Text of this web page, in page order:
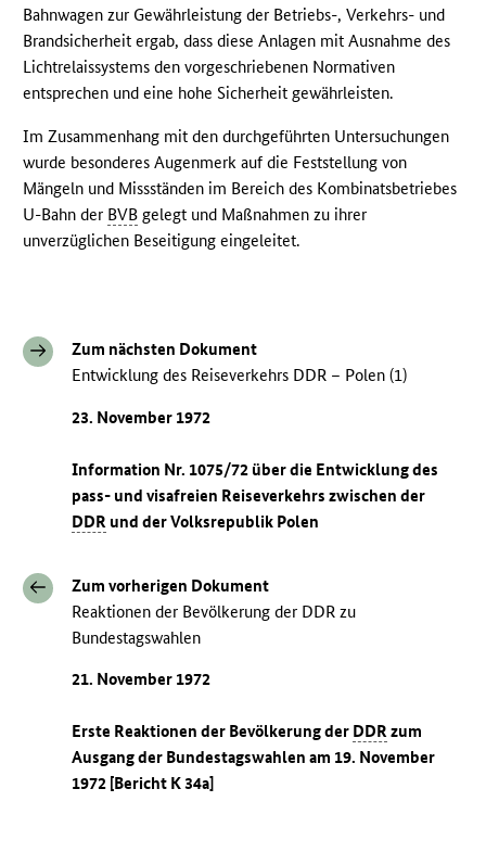
Bahnwagen zur Gewährleistung der Betriebs-, Verkehrs- und
Brandsicherheit ergab, dass diese Anlagen mit Ausnahme des
Lichtrelaissystems den vorgeschriebenen Normativen
entsprechen und eine hohe Sicherheit gewährleisten.
Im Zusammenhang mit den durchgeführten Untersuchungen
wurde besonderes Augenmerk auf die Feststellung von
Mängeln und Missständen im Bereich des Kombinatsbetriebes
U-Bahn der BVB gelegt und Maßnahmen zu ihrer
unverzüglichen Beseitigung eingeleitet.
Zum nächsten Dokument
Entwicklung des Reiseverkehrs DDR – Polen (1)
23. November 1972
Information Nr. 1075/72 über die Entwicklung des
pass- und visafreien Reiseverkehrs zwischen der
DDR und der Volksrepublik Polen
Zum vorherigen Dokument
Reaktionen der Bevölkerung der DDR zu
Bundestagswahlen
21. November 1972
Erste Reaktionen der Bevölkerung der DDRzum
Ausgang der Bundestagswahlen am 19. November
1972 [Bericht K 34a]